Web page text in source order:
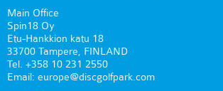
Main Office
Spin18 Oy
Etu-Hankkion katu 18
33700 Tampere, FINLAND
Tel. +358 10 231 2550
Email: europe@discgolfpark.com